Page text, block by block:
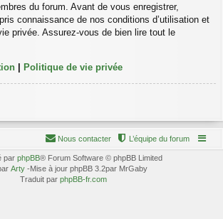
du forum. Avant de vous enregistrer,
connaissance de nos conditions d’utilisation et
privée. Assurez-vous de bien lire tout le
| Politique de vie privée
L’équipe du forum
Nous contacter
par phpBB® Forum Software © phpBB Limited
Arty-Mise à jour phpBB 3.2par MrGaby
Traduit par phpBB-fr.com